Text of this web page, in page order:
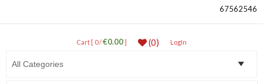
67562546
Cart [ 0 /€0.00] (0) LogIn